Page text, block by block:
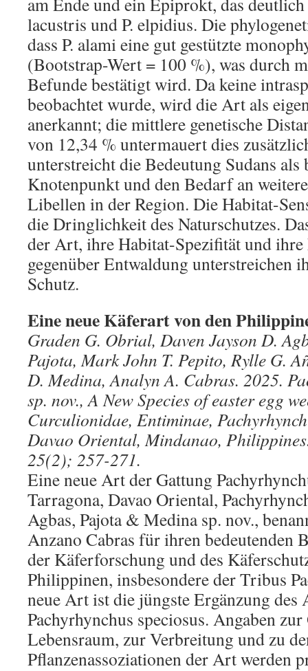
lacustris und P. elpidius. Die
dass P. alami eine gut gestützte
(Bootstrap-Wert = 100 %), was durch
Befunde bestätigt wird. Da keine
beobachtet wurde, wird die Art als
anerkannt; die mittlere genetische
von 12,34 % untermauert dies
unterstreicht die Bedeutung Sudans als
Knotenpunkt und den Bedarf an
Libellen in der Region. Die Habitat-
die Dringlichkeit des Naturschutzes.
der Art, ihre Habitat-Spezifität und
gegenüber Entwaldung unterstreichen
Schutz.
Eine neue Käferart von den
Graden G. Obrial, Daven Jayson D.
Pajota, Mark John T. Pepito, Rylle G.
D. Medina, Analyn A. Cabras. 2025.
sp. nov., A New Species of easter egg
Curculionidae, Entiminae,
Davao Oriental, Mindanao,
25(2); 257-271.
Eine neue Art der Gattung
Tarragona, Davao Oriental,
Agbas, Pajota & Medina sp. nov.,
Anzano Cabras für ihren bedeutenden
der Käferforschung und des
Philippinen, insbesondere der Tribus
neue Art ist die jüngste Ergänzung des
Pachyrhynchus speciosus. Angaben
Lebensraum, zur Verbreitung und zu
Pflanzenassoziationen der Art werden